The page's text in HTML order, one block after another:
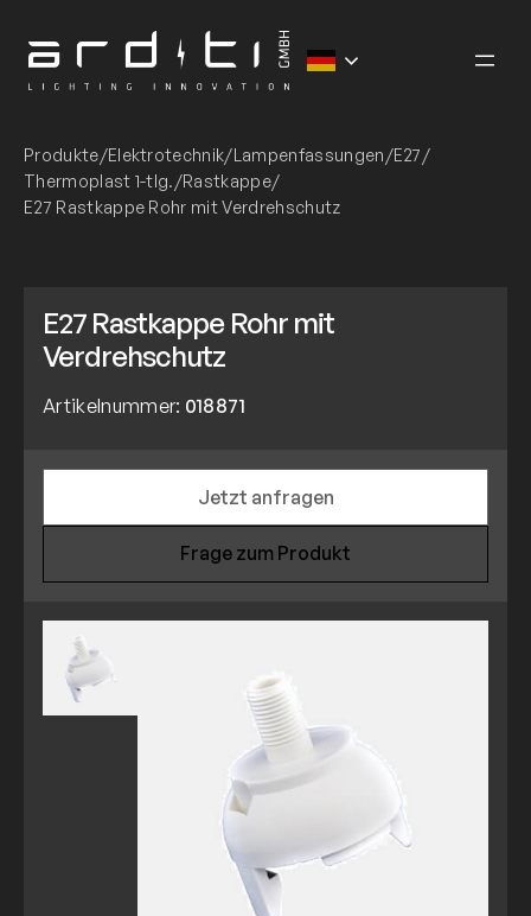
Inhalt
springen
Produkte/Elektrotechnik/Lampenfassungen/E27/
Thermoplast 1-tlg./Rastkappe/
E27 Rastkappe Rohr mit Verdrehschutz
E27 Rastkappe Rohr mit
Verdrehschutz
Artikelnummer: 018871
Jetzt anfragen
Frage zum Produkt